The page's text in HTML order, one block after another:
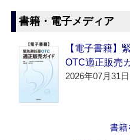
書籍・電子メディア
【電子書籍】
OTC適正販売
2026年07月31
書籍